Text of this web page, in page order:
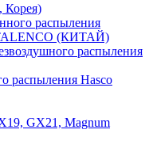
Корея)
распыления
(КИТАЙ)
распыления
распыления Hasco
GX21, Magnum